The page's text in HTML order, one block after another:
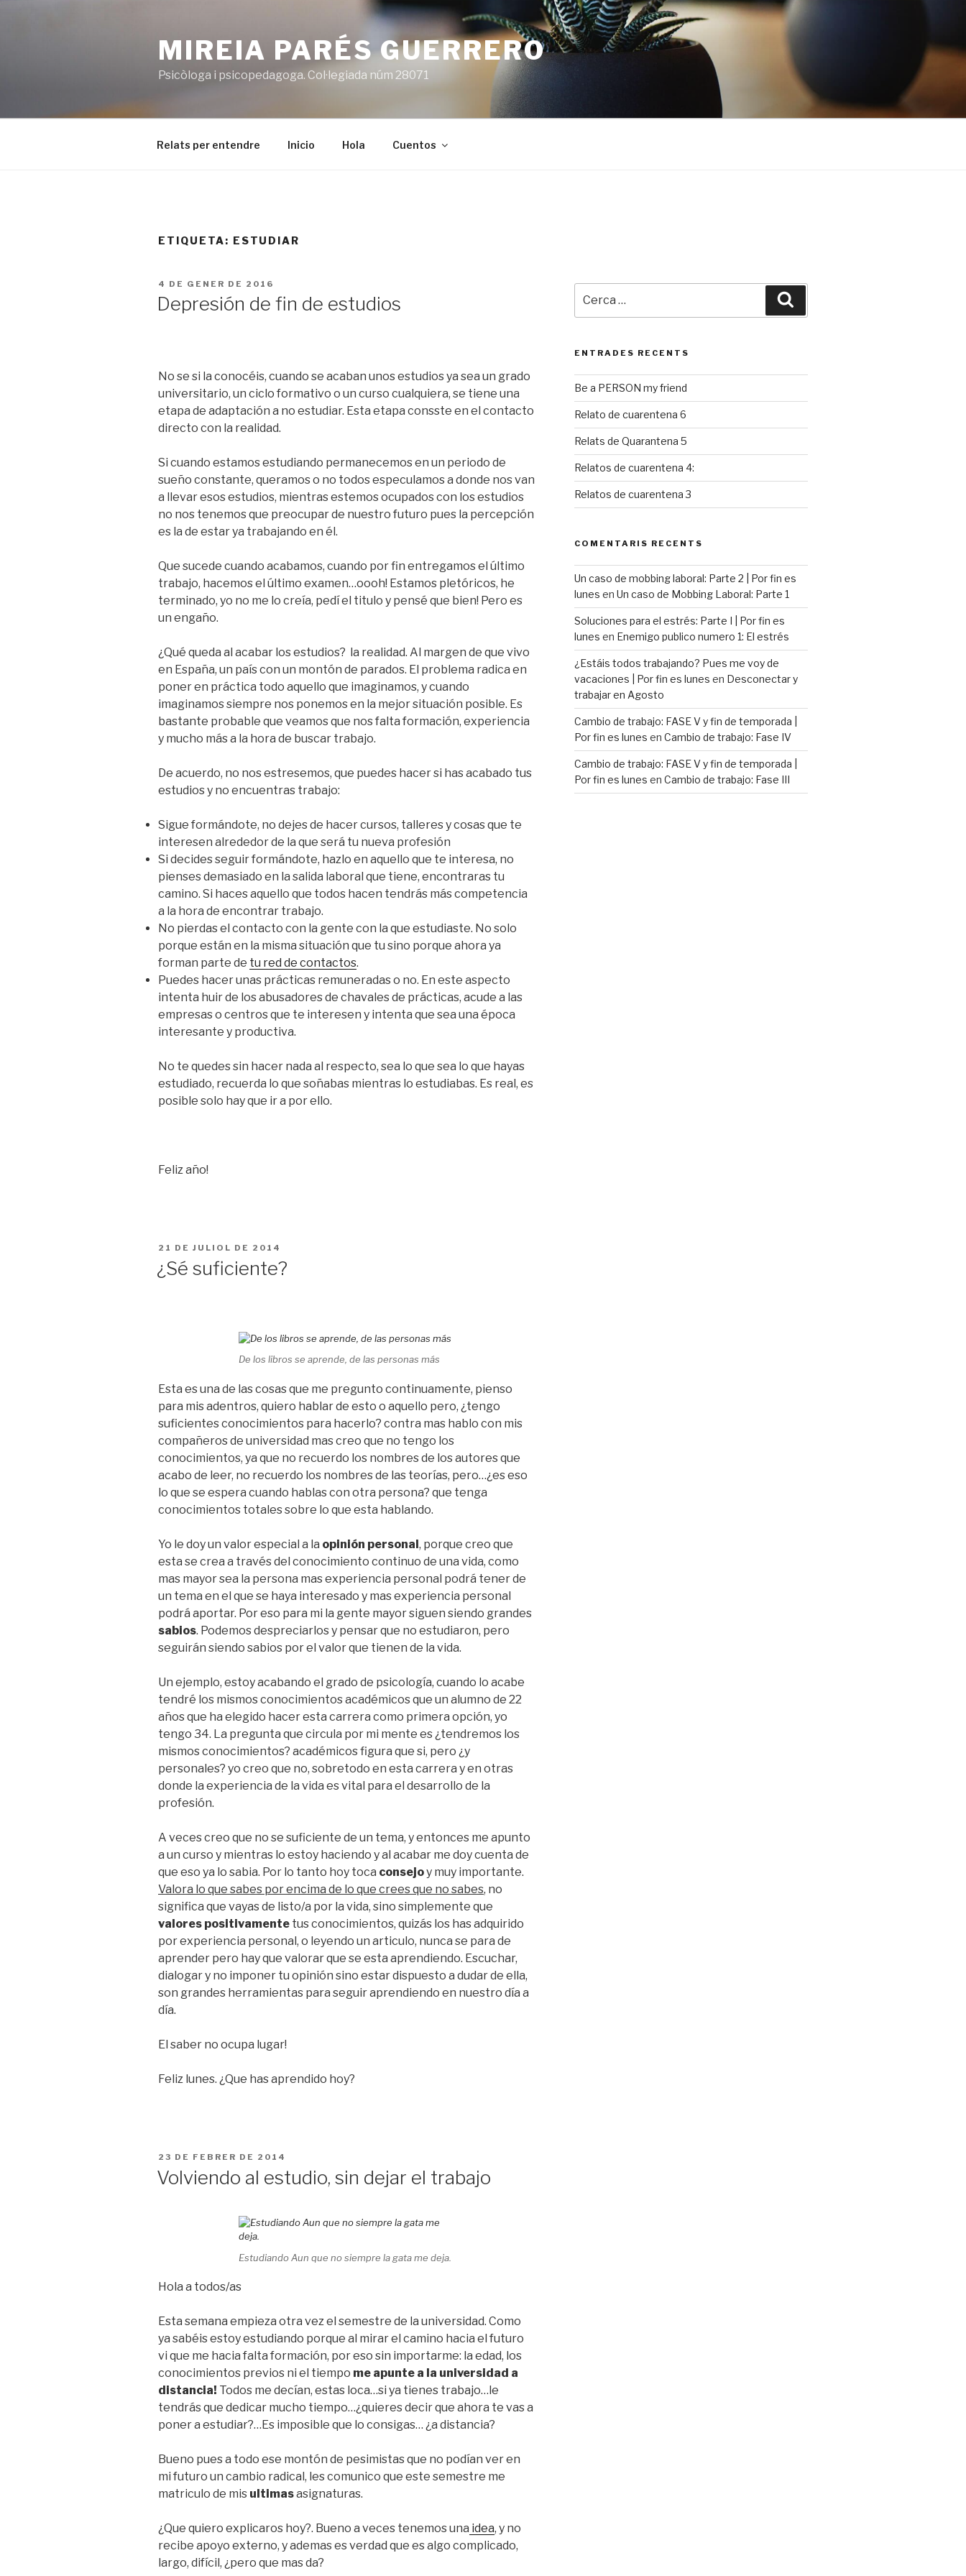
MIREIA PARÉS GUERRERO
Psicòloga i psicopedagoga. Col·legiada núm 28071
Relats per entendre Inicio Hola Cuentos
ETIQUETA: ESTUDIAR
PUBLICAT
A
4 DE GENER DE 2016
Depresión de fin de estudios
No se si la conocéis, cuando se acaban unos estudios ya sea un grado
universitario, un ciclo formativo o un curso cualquiera, se tiene una
etapa de adaptación a no estudiar. Esta etapa consste en el contacto
directo con la realidad.
Si cuando estamos estudiando permanecemos en un periodo de
sueño constante, queramos o no todos especulamos a donde nos van
a llevar esos estudios, mientras estemos ocupados con los estudios
no nos tenemos que preocupar de nuestro futuro pues la percepción
es la de estar ya trabajando en él.
Que sucede cuando acabamos, cuando por fin entregamos el último
trabajo, hacemos el último examen…oooh! Estamos pletóricos, he
terminado, yo no me lo creía, pedí el titulo y pensé que bien! Pero es
un engaño.
¿Qué queda al acabar los estudios? la realidad. Al margen de que vivo
en España, un país con un montón de parados. El problema radica en
poner en práctica todo aquello que imaginamos, y cuando
imaginamos siempre nos ponemos en la mejor situación posible. Es
bastante probable que veamos que nos falta formación, experiencia
y mucho más a la hora de buscar trabajo.
De acuerdo, no nos estresemos, que puedes hacer si has acabado tus
estudios y no encuentras trabajo:
Sigue formándote, no dejes de hacer cursos, talleres y cosas que te
interesen alrededor de la que será tu nueva profesión
Si decides seguir formándote, hazlo en aquello que te interesa, no
pienses demasiado en la salida laboral que tiene, encontraras tu
camino. Si haces aquello que todos hacen tendrás más competencia
a la hora de encontrar trabajo.
No pierdas el contacto con la gente con la que estudiaste. No solo
porque están en la misma situación que tu sino porque ahora ya
forman parte de tu red de contactos.
Puedes hacer unas prácticas remuneradas o no. En este aspecto
intenta huir de los abusadores de chavales de prácticas, acude a las
empresas o centros que te interesen y intenta que sea una época
interesante y productiva.
No te quedes sin hacer nada al respecto, sea lo que sea lo que hayas
estudiado, recuerda lo que soñabas mientras lo estudiabas. Es real, es
posible solo hay que ir a por ello.
Feliz año!
PUBLICAT
21 DE JULIOL DE 2014
¿Sé suficiente?
De los libros se aprende, de las personas más
Esta es una de las cosas que me pregunto continuamente, pienso
para mis adentros, quiero hablar de esto o aquello pero, ¿tengo
suficientes conocimientos para hacerlo? contra mas hablo con mis
compañeros de universidad mas creo que no tengo los
conocimientos, ya que no recuerdo los nombres de los autores que
acabo de leer, no recuerdo los nombres de las teorías, pero…¿es eso
lo que se espera cuando hablas con otra persona? que tenga
conocimientos totales sobre lo que esta hablando.
Yo le doy un valor especial a la opinión personal, porque creo que
esta se crea a través del conocimiento continuo de una vida, como
mas mayor sea la persona mas experiencia personal podrá tener de
un tema en el que se haya interesado y mas experiencia personal
podrá aportar. Por eso para mi la gente mayor siguen siendo grandes
sabios. Podemos despreciarlos y pensar que no estudiaron, pero
seguirán siendo sabios por el valor que tienen de la vida.
Un ejemplo, estoy acabando el grado de psicología, cuando lo acabe
tendré los mismos conocimientos académicos que un alumno de 22
años que ha elegido hacer esta carrera como primera opción, yo
tengo 34. La pregunta que circula por mi mente es ¿tendremos los
mismos conocimientos? académicos figura que si, pero ¿y
personales? yo creo que no, sobretodo en esta carrera y en otras
donde la experiencia de la vida es vital para el desarrollo de la
profesión.
A veces creo que no se suficiente de un tema, y entonces me apunto
a un curso y mientras lo estoy haciendo y al acabar me doy cuenta de
que eso ya lo sabia. Por lo tanto hoy toca consejoy muy importante.
Valora lo que sabes por encima de lo que crees que no sabes, no
significa que vayas de listo/a por la vida, sino simplemente que
valores positivamente tus conocimientos, quizás los has adquirido
por experiencia personal, o leyendo un articulo, nunca se para de
aprender pero hay que valorar que se esta aprendiendo. Escuchar,
dialogar y no imponer tu opinión sino estar dispuesto a dudar de ella,
son grandes herramientas para seguir aprendiendo en nuestro día a
día.
El saber no ocupa lugar!
Feliz lunes. ¿Que has aprendido hoy?
PUBLICAT
A
23 DE FEBRER DE 2014
Volviendo al estudio, sin dejar el trabajo
Estudiando Aun que no siempre la gata me deja.
Hola a todos/as
Esta semana empieza otra vez el semestre de la universidad. Como
ya sabéis estoy estudiando porque al mirar el camino hacia el futuro
vi que me hacia falta formación, por eso sin importarme: la edad, los
conocimientos previos ni el tiempo me apunte a la universidad a
distancia! Todos me decían, estas loca…si ya tienes trabajo…le
tendrás que dedicar mucho tiempo…¿quieres decir que ahora te vas a
poner a estudiar?…Es imposible que lo consigas… ¿a distancia?
Bueno pues a todo ese montón de pesimistas que no podían ver en
mi futuro un cambio radical, les comunico que este semestre me
matriculo de mis ultimasasignaturas.
¿Que quiero explicaros hoy?. Bueno a veces tenemos una idea, y no
recibe apoyo externo, y ademas es verdad que es algo complicado,
largo, difícil, ¿pero que mas da?
ENTRADES RECENTS
Be a PERSON my friend
Relato de cuarentena 6
Relats de Quarantena 5
Relatos de cuarentena 4:
Relatos de cuarentena 3
COMENTARIS RECENTS
Un caso de mobbing laboral: Parte 2 | Por fin es
lunes en Un caso de Mobbing Laboral: Parte 1
Soluciones para el estrés: Parte I | Por fin es
lunes en Enemigo publico numero 1: El estrés
¿Estáis todos trabajando? Pues me voy de
vacaciones | Por fin es lunes en Desconectar y
trabajar en Agosto
Cambio de trabajo: FASE V y fin de temporada |
Por fin es lunes en Cambio de trabajo: Fase IV
Cambio de trabajo: FASE V y fin de temporada |
Por fin es lunes en Cambio de trabajo: Fase III